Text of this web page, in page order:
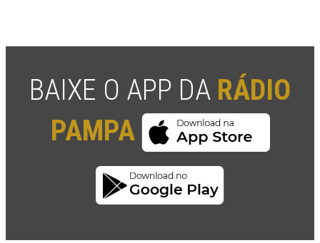
BAIXE O APP DA RÁDIO
PAMPA